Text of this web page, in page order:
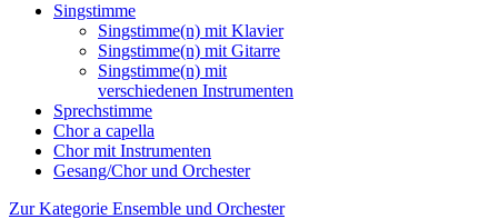
Singstimme
Singstimme(n) mit Klavier
Singstimme(n) mit Gitarre
Singstimme(n) mit
verschiedenen Instrumenten
Sprechstimme
Chor a capella
Chor mit Instrumenten
Gesang/Chor und Orchester
Zur Kategorie Ensemble und Orchester